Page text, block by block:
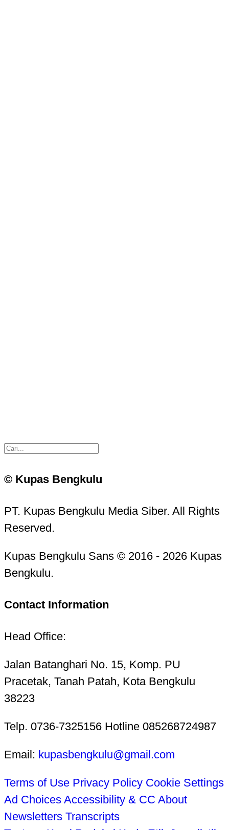
© Kupas Bengkulu
PT. Kupas Bengkulu Media Siber. All Rights
Reserved.
Kupas Bengkulu Sans © 2016 - 2026 Kupas
Bengkulu.
Contact Information
Head Office:
Jalan Batanghari No. 15, Komp. PU
Pracetak, Tanah Patah, Kota Bengkulu
38223
Telp. 0736-7325156 Hotline 085268724987
Email: kupasbengkulu@gmail.com
Terms of Use Privacy Policy Cookie Settings
Ad Choices Accessibility & CC About
Newsletters Transcripts